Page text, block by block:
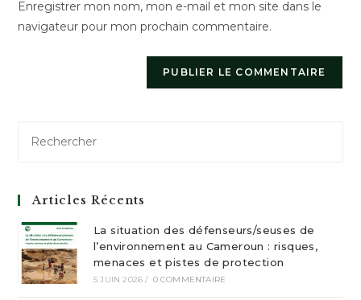
site
(facultatif)
Enregistrer mon nom, mon e-mail et mon site dans le
navigateur pour mon prochain commentaire.
Articles Récents
La situation des défenseurs/seuses de
l’environnement au Cameroun : risques,
menaces et pistes de protection
5 JUIN 2026 / 0 COMMENTAIRE